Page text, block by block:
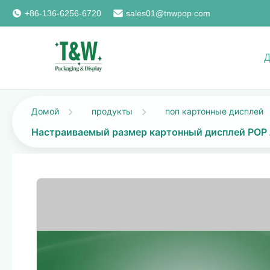
+86-136-6256-6720 sales01@tnwpop.com
Домой продукты поп картонные дисплей
Настраиваемый размер картонный дисплей